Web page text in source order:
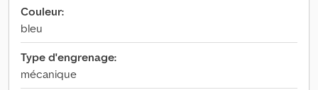
Couleur:
bleu
Type d'engrenage:
mécanique